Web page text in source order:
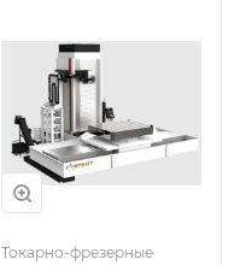
Токарно-фрезерные